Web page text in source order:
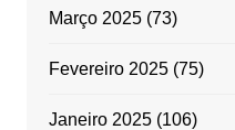
Março 2025(73)
Fevereiro 2025(75)
Janeiro 2025(106)